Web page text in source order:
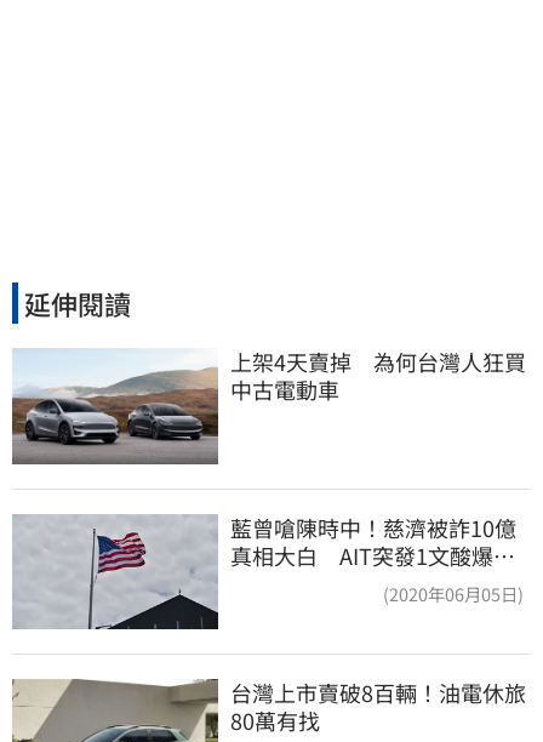
延伸閱讀
上架4天賣掉　為何台灣人狂買
中古電動車
藍曾嗆陳時中！慈濟被詐10億
真相大白 AIT突發1文酸爆…
(2020年06月05日)
台灣上市賣破8百輛！油電休旅
80萬有找